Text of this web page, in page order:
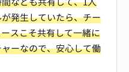
発生していたら、チー
スこそ共有して一緒に
ーなので、安心して働